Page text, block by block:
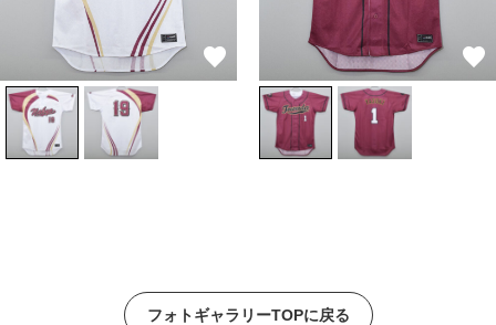
フォトギャラリーTOPに戻る